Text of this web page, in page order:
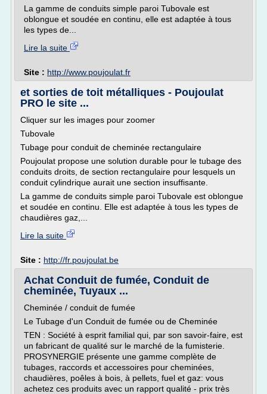
La gamme de conduits simple paroi Tubovale est
oblongue et soudée en continu, elle est adaptée à tous
les types de...
Lire la suite
Site : http://www.poujoulat.fr
et sorties de toit métalliques - Poujoulat
PRO le site ...
Cliquer sur les images pour zoomer
Tubovale
Tubage pour conduit de cheminée rectangulaire
Poujoulat propose une solution durable pour le tubage des
conduits droits, de section rectangulaire pour lesquels un
conduit cylindrique aurait une section insuffisante.
La gamme de conduits simple paroi Tubovale est oblongue
et soudée en continu. Elle est adaptée à tous les types de
chaudières gaz,...
Lire la suite
Site : http://fr.poujoulat.be
Achat Conduit de fumée, Conduit de
cheminée, Tuyaux ...
Cheminée / conduit de fumée
Le Tubage d'un Conduit de fumée ou de Cheminée
TEN : Société à esprit familial qui, par son savoir-faire, est
un fabricant de qualité sur le marché de la fumisterie.
PROSYNERGIE présente une gamme complète de
tubages, raccords et accessoires pour cheminées,
chaudières, poêles à bois, à pellets, fuel et gaz: vous
achetez ces produits avec un rapport qualité - prix très